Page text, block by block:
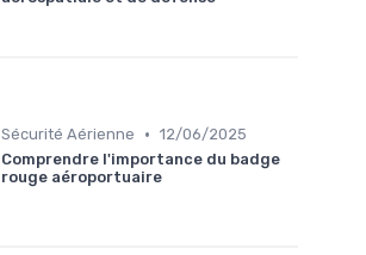
Sécurité Aérienne • 12/06/2025
Comprendre l'importance du badge
rouge aéroportuaire